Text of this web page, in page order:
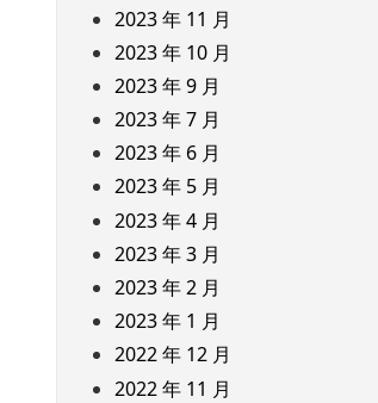
2023 年 11 月
2023 年 10 月
2023 年 9 月
2023 年 7 月
2023 年 6 月
2023 年 5 月
2023 年 4 月
2023 年 3 月
2023 年 2 月
2023 年 1 月
2022 年 12 月
2022 年 11 月